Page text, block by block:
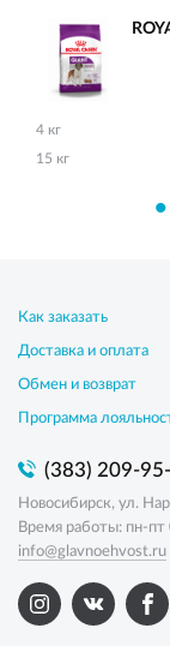
4 кг
15 кг
Как заказать
Доставка и оплата
Обмен и возврат
Программа
(383) 209-
Новосибирск, ул.
Время работы: пн-
info@glavnoehvost.ru